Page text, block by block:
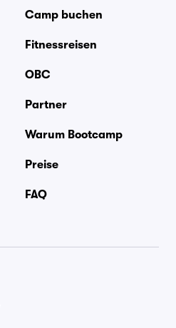
Camp buchen
Fitnessreisen
OBC
Partner
Warum Bootcamp
Preise
FAQ